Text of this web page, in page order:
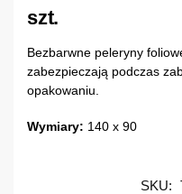
szt.
Bezbarwne peleryny
zabezpieczają podczas
opakowaniu.
Wymiary: 140 x 90
SKU: